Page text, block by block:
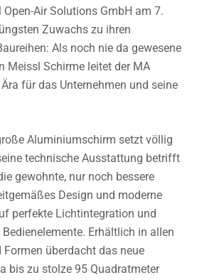
Air Solutions GmbH am 7.
Zuwachs zu ihren
Als noch nie da gewesene
Meissl Schirme leitet der MA
für das Unternehmen und seine
Aluminiumschirm setzt völlig
technische Ausstattung betrifft
gewohnte, nur noch bessere
Design und moderne
perfekte Lichtintegration und
Erhältlich in allen
überdacht das neue
bis zu stolze 95 Quadratmeter